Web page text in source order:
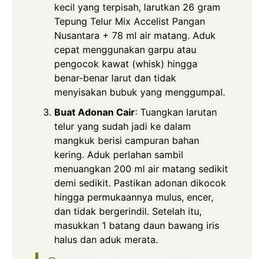
kecil yang terpisah, larutkan 26 gram
Tepung Telur Mix Accelist Pangan
Nusantara + 78 ml air matang. Aduk
cepat menggunakan garpu atau
pengocok kawat (whisk) hingga
benar-benar larut dan tidak
menyisakan bubuk yang menggumpal.
Buat Adonan Cair: Tuangkan larutan
telur yang sudah jadi ke dalam
mangkuk berisi campuran bahan
kering. Aduk perlahan sambil
menuangkan 200 ml air matang sedikit
demi sedikit. Pastikan adonan dikocok
hingga permukaannya mulus, encer,
dan tidak bergerindil. Setelah itu,
masukkan 1 batang daun bawang iris
halus dan aduk merata.